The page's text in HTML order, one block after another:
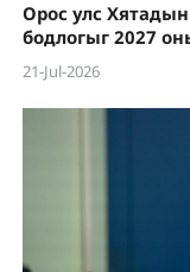
Орос улс
бодлогыг 2027
21-Jul-2026